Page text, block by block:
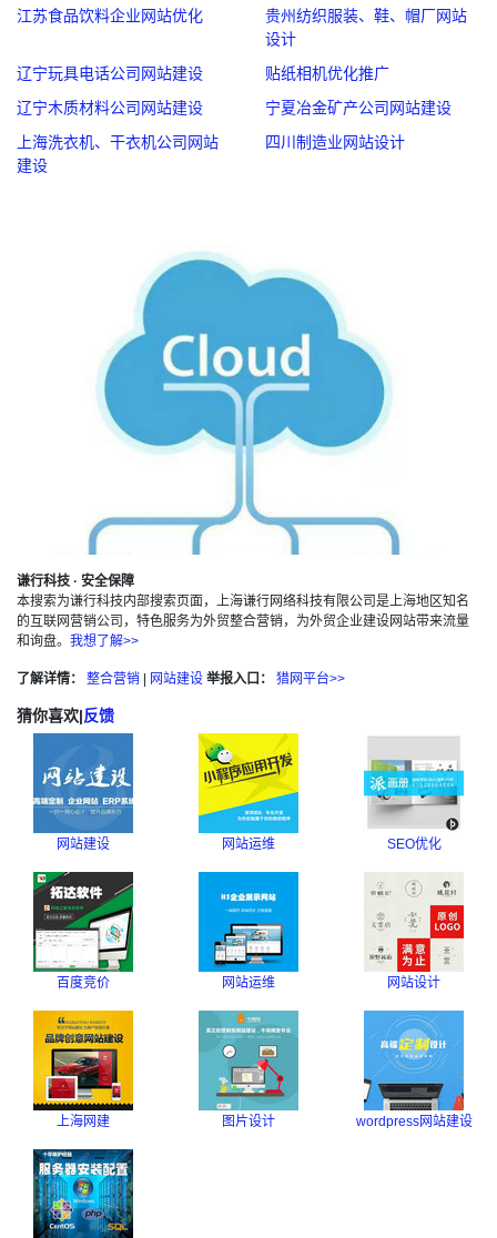
江苏食品饮料企业网站优化
贵州纺织服装、鞋、帽厂网站
设计
辽宁玩具电话公司网站建设
贴纸相机优化推广
辽宁木质材料公司网站建设
宁夏冶金矿产公司网站建设
上海洗衣机、干衣机公司网站
建设
四川制造业网站设计
谦行科技 · 安全保障
本搜索为谦行科技内部搜索页面，上海谦行网络科技有限公司是上海地区知名
的互联网营销公司，特色服务为外贸整合营销，为外贸企业建设网站带来流量
和询盘。 我想了解>>
了解详情： 整合营销 网站建设 举报入口： 猎网平台>>
猜你喜欢|反馈
网站建设 网站运维 SEO优化
百度竞价 网站运维 网站设计
上海网建 图片设计 wordpress网站建设